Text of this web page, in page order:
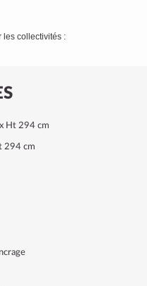
Ht 294 cm
294 cm
les collectivités :